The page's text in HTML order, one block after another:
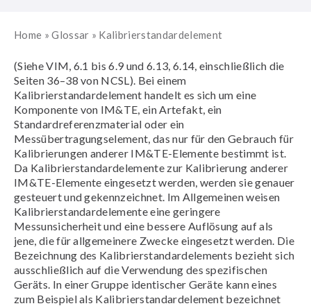
Home »Glossar » Kalibrierstandardelement
(Siehe VIM, 6.1 bis 6.9 und 6.13, 6.14, einschließlich die
Seiten 36–38 von NCSL). Bei einem
Kalibrierstandardelement handelt es sich um eine
Komponente von IM&TE, ein Artefakt, ein
Standardreferenzmaterial oder ein
Messübertragungselement, das nur für den Gebrauch für
Kalibrierungen anderer IM&TE-Elemente bestimmt ist.
Da Kalibrierstandardelemente zur Kalibrierung anderer
IM&TE-Elemente eingesetzt werden, werden sie genauer
gesteuert und gekennzeichnet. Im Allgemeinen weisen
Kalibrierstandardelemente eine geringere
Messunsicherheit und eine bessere Auflösung auf als
jene, die für allgemeinere Zwecke eingesetzt werden. Die
Bezeichnung des Kalibrierstandardelements bezieht sich
ausschließlich auf die Verwendung des spezifischen
Geräts. In einer Gruppe identischer Geräte kann eines
zum Beispiel als Kalibrierstandardelement bezeichnet